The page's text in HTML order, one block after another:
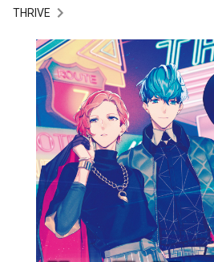
THRIVE